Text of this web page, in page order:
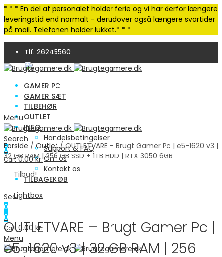
* * * En del af personalet holder ferie og vi har derfor længere
leveringstid end normalt - derudover også længere svartider
på mail. Telefonen holder lukket.* * *
Tlf: 26245560
4,9 Trustpilot | 250+ anmeldelser
GAMER PC
GAMER SÆT
TILBEHØR
OUTLET
INFO
Handelsbetingelser
Support & FAQ
Om os
Kontakt os
TILBAGEKØB
Search
0
0
Cart 0.00 kr.
Menu
Menu
Search
0
Cart 0.00kr.
Forside /Outlet/ OUTLETVARE – Brugt Gamer Pc | e5-1620 v3 |
32 GB RAM | 256 GB SSD + 1TB HDD | RTX 3050 6GB
Tilbud!
Lightbox
OUTLETVARE – Brugt Gamer Pc |
e5-1620 v3 | 32 GB RAM | 256